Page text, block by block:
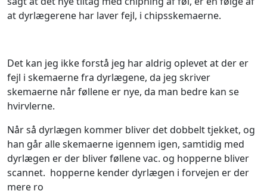
at dyrlægerene har laver fejl, i chipsskemaerne.
Det kan jeg ikke forstå jeg har aldrig oplevet at der er
fejl i skemaerne fra dyrlægene, da jeg skriver
skemaerne når føllene er nye, da man bedre kan se
hvirvlerne.
Når så dyrlægen kommer bliver det dobbelt tjekket, og
han går alle skemaerne igennem igen, samtidig med
dyrlægen er der bliver føllene vac. og hopperne bliver
scannet. hopperne kender dyrlægen i forvejen er der
mere ro